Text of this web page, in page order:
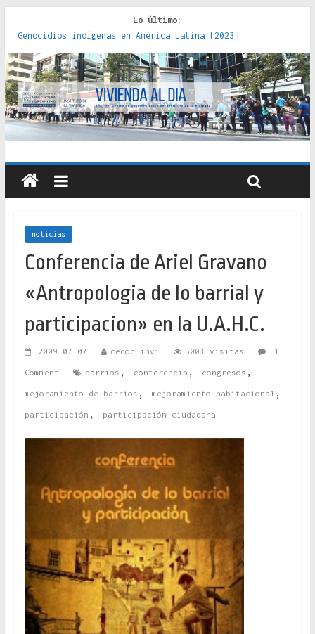
Lo último:
Genocidios indígenas en América Latina [2023]
Estudios sobre la espacialización de los Estados :
políticas, prácticas y representaciones [2022]
Donde el pedernal choca con el acero : hacia una teoría
crítica de las fronteras latinoamericanas [2020]
Criterios técnicos para una vivienda adecuada [2019]
Red de consultorios de la Caja del Seguro Obrero en
Santiago : un patrimonio emblemático [2014]
noticias
Conferencia de Ariel Gravano
«Antropologia de lo barrial y
participacion» en la U.A.H.C.
2009-07-07 cedoc invi 5003 visitas 1
Comment barrios , conferencia , congresos ,
mejoramiento de barrios , mejoramiento habitacional ,
participación , participación ciudadana